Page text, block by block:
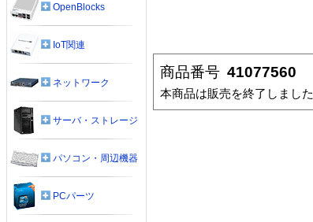
商品番号 41077560
本商品は販売を終了しました
OpenBlocks
IoT関連
ネットワーク
サーバ・ストレージ
パソコン・周辺機器
PCパーツ